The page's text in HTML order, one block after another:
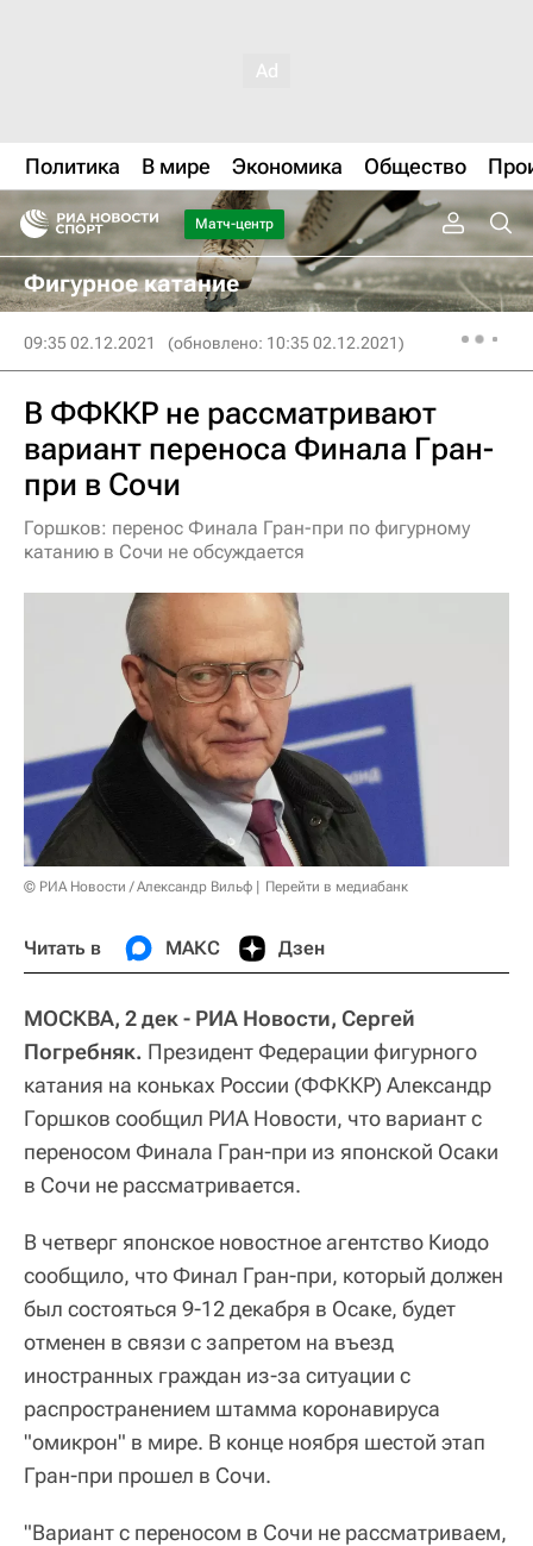
Политика В мире Экономика Общество
Матч-центр
Фигурное катание
09:35 02.12.2021 (обновлено: 10:35 02.12.2021)
В ФФККР не рассматривают
вариант переноса Финала Гран-
при в Сочи
Горшков: перенос Финала Гран-при по фигурному
катанию в Сочи не обсуждается
© РИА Новости / Александр Вильф Перейти в медиабанк
Читать в МАКС Дзен
МОСКВА, 2 дек - РИА Новости, Сергей
Погребняк. Президент Федерации фигурного
катания на коньках России (ФФККР) Александр
Горшков сообщил РИА Новости, что вариант с
переносом Финала Гран-при из японской Осаки
в Сочи не рассматривается.
В четверг японское новостное агентство Киодо
сообщило, что Финал Гран-при, который должен
был состояться 9-12 декабря в Осаке, будет
отменен в связи с запретом на въезд
иностранных граждан из-за ситуации с
распространением штамма коронавируса
"омикрон" в мире. В конце ноября шестой этап
Гран-при прошел в Сочи.
"Вариант с переносом в Сочи не рассматриваем,